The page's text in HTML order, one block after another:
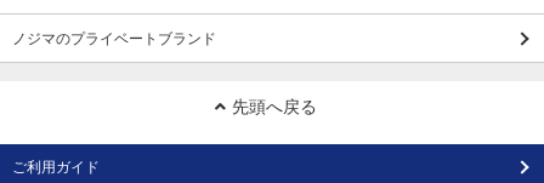
ノジマのプライベートブランド
先頭へ戻る
ご利用ガイド